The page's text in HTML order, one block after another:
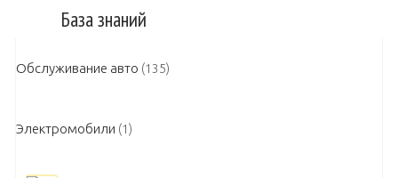
База знаний
Обслуживание авто (135)
Электромобили (1)